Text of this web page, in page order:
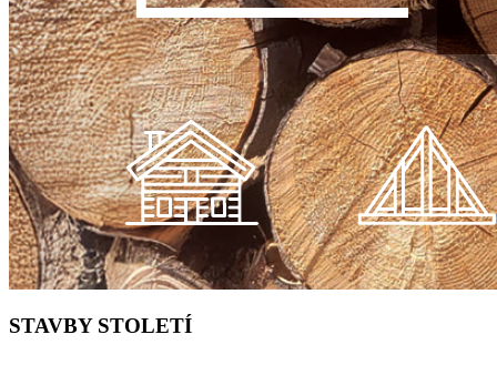
STAVBY STOLETÍ